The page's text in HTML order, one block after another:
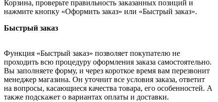
Корзина, проверьте правильность заказанных позиций и
нажмите кнопку «Оформить заказ» или «Быстрый заказ».
Быстрый заказ
Функция «Быстрый заказ» позволяет покупателю не
проходить всю процедуру оформления заказа самостоятельно.
Вы заполняете форму, и через короткое время вам перезвонит
менеджер магазина. Он уточнит все условия заказа, ответит
на вопросы, касающиеся качества товара, его особенностей. А
также подскажет о вариантах оплаты и доставки.